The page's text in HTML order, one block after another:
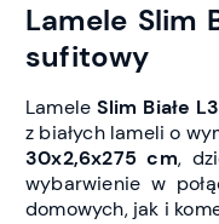
Lamele Slim
sufitowy
Lamele Slim Białe
z białych lameli o
30x2,6x275 cm,
wybarwienie w
domowych, jak i